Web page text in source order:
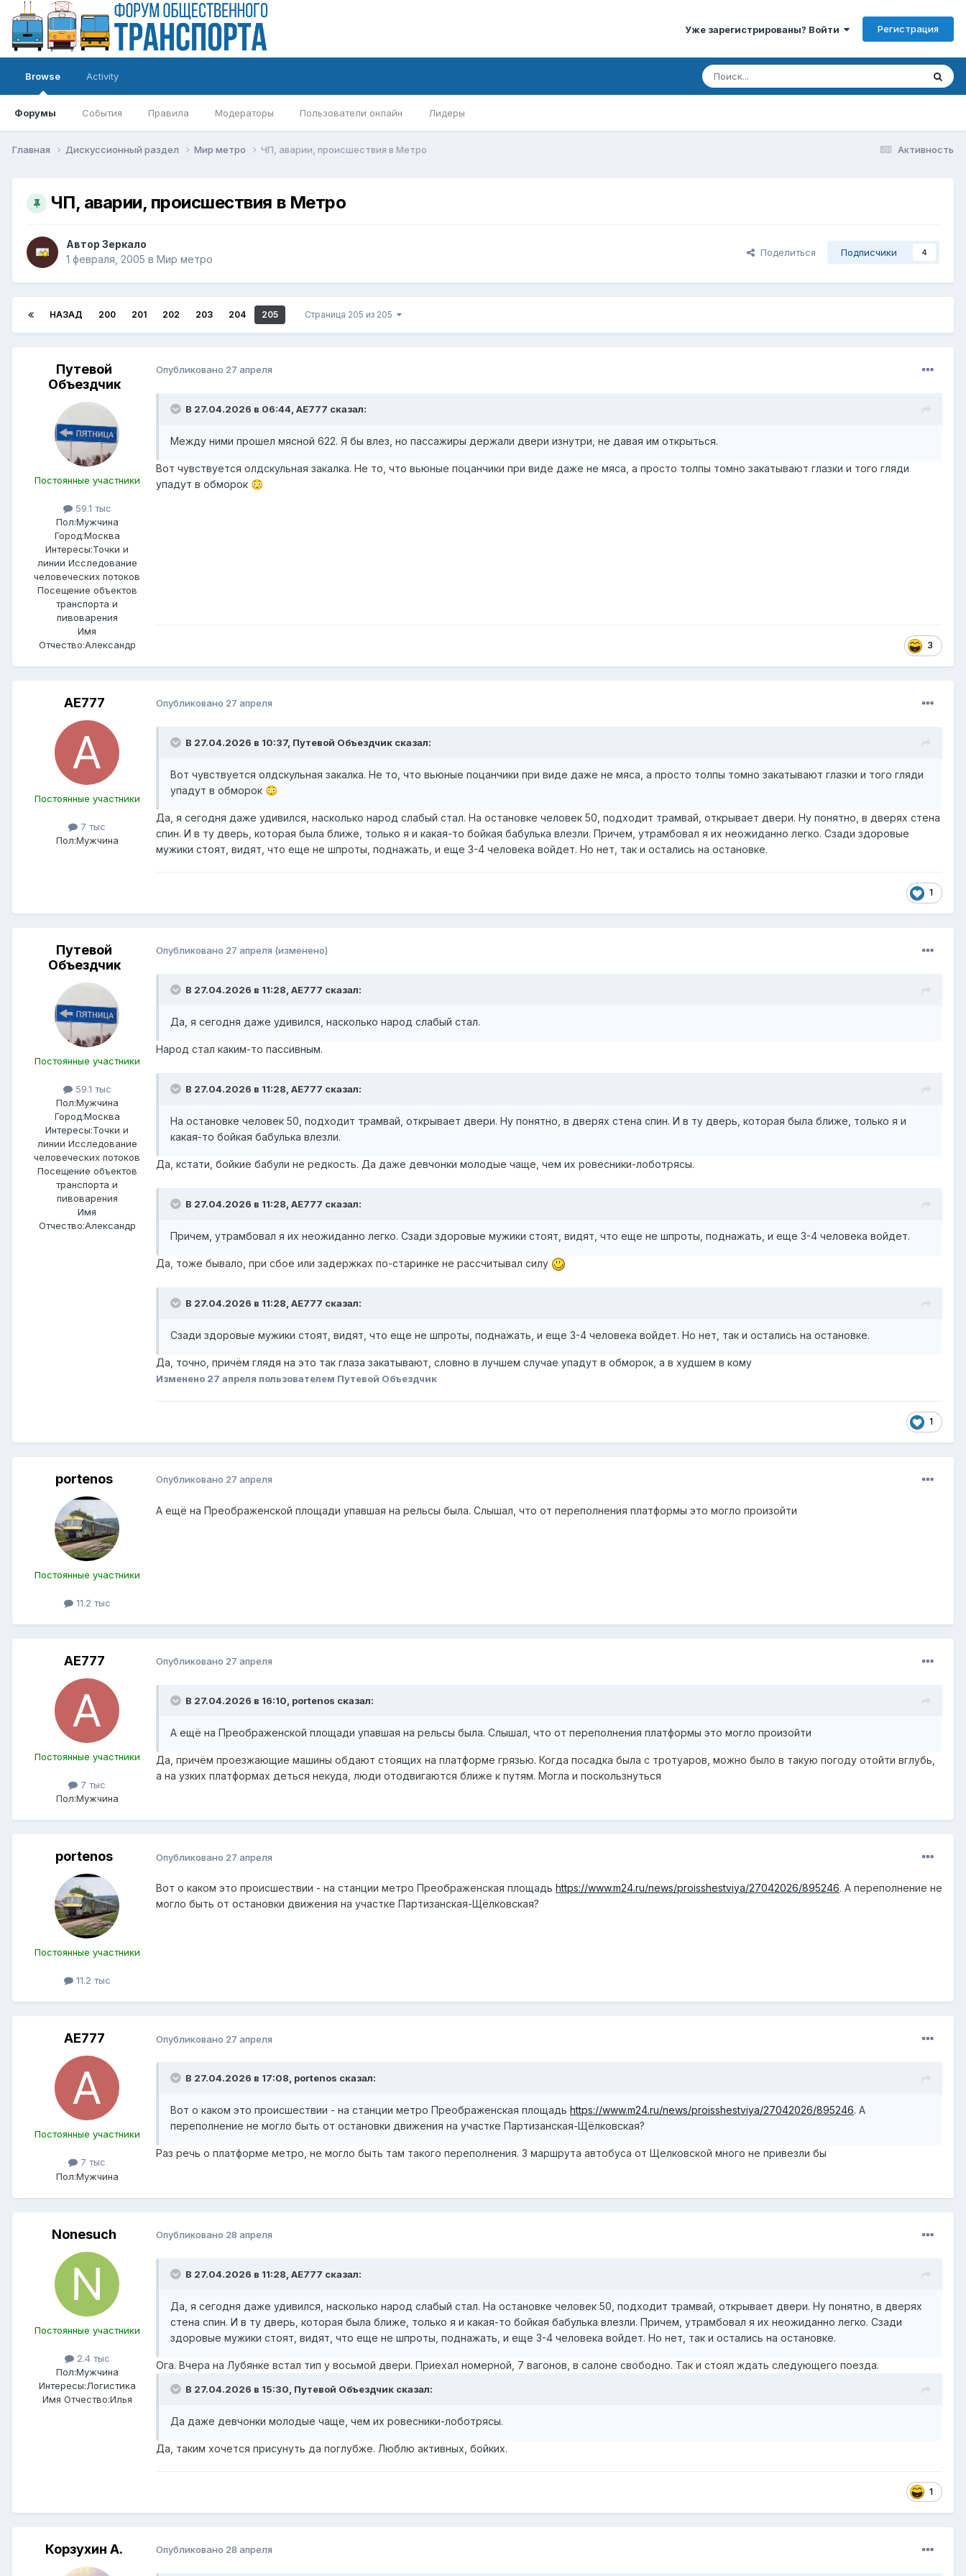
Уже зарегистрированы? Войти Регистрация
Browse
Форумы События Правила Модераторы Пользователи онлайн Лидеры
Activity
Активность
Главная Дискуссионный раздел Мир метро ЧП, аварии, происшествия в Метро
ЧП, аварии, происшествия в Метро
Автор Зеркало
1 февраля, 2005 в Мир метро
Поделиться Подписчики 4
НАЗАД 200 201 202 203 204 205 Страница 205 из 205
Путевой
Объездчик
Постоянные участники
59.1 тыс
Пол:Мужчина
Город:Москва
Интересы:Точки и
линии Исследование
человеческих потоков
Посещение объектов
транспорта и
пивоварения
Имя
Отчество:Александр
Опубликовано 27 апреля
В 27.04.2026 в 06:44, AE777 сказал:
Между ними прошел мясной 622. Я бы влез, но пассажиры держали двери изнутри, не давая им открыться.
Вот чувствуется олдскульная закалка. Не то, что вьюные поцанчики при виде даже не мяса, а просто толпы томно закатывают глазки и того гляди
упадут в обморок 😳
3
AE777
Постоянные участники
7 тыс
Пол:Мужчина
Опубликовано 27 апреля
В 27.04.2026 в 10:37, Путевой Объездчик сказал:
Вот чувствуется олдскульная закалка. Не то, что вьюные поцанчики при виде даже не мяса, а просто толпы томно закатывают глазки и того гляди
упадут в обморок 😳
Да, я сегодня даже удивился, насколько народ слабый стал. На остановке человек 50, подходит трамвай, открывает двери. Ну понятно, в дверях стена
спин. И в ту дверь, которая была ближе, только я и какая-то бойкая бабулька влезли. Причем, утрамбовал я их неожиданно легко. Сзади здоровые
мужики стоят, видят, что еще не шпроты, поднажать, и еще 3-4 человека войдет. Но нет, так и остались на остановке.
1
Путевой
Объездчик
Постоянные участники
59.1 тыс
Пол:Мужчина
Город:Москва
Интересы:Точки и
линии Исследование
человеческих потоков
Посещение объектов
транспорта и
пивоварения
Имя
Отчество:Александр
Опубликовано 27 апреля (изменено)
В 27.04.2026 в 11:28, AE777 сказал:
Да, я сегодня даже удивился, насколько народ слабый стал.
Народ стал каким-то пассивным.
В 27.04.2026 в 11:28, AE777 сказал:
На остановке человек 50, подходит трамвай, открывает двери. Ну понятно, в дверях стена спин. И в ту дверь, которая была ближе, только я и
какая-то бойкая бабулька влезли.
Да, кстати, бойкие бабули не редкость. Да даже девчонки молодые чаще, чем их ровесники-лоботрясы.
В 27.04.2026 в 11:28, AE777 сказал:
Причем, утрамбовал я их неожиданно легко. Сзади здоровые мужики стоят, видят, что еще не шпроты, поднажать, и еще 3-4 человека войдет.
Да, тоже бывало, при сбое или задержках по-старинке не рассчитывал силу
В 27.04.2026 в 11:28, AE777 сказал:
Сзади здоровые мужики стоят, видят, что еще не шпроты, поднажать, и еще 3-4 человека войдет. Но нет, так и остались на остановке.
Да, точно, причём глядя на это так глаза закатывают, словно в лучшем случае упадут в обморок, а в худшем в кому
Изменено 27 апреля пользователем Путевой Объездчик
1
portenos
Постоянные участники
11.2 тыс
Опубликовано 27 апреля
А ещё на Преображенской площади упавшая на рельсы была. Слышал, что от переполнения платформы это могло произойти
AE777
Постоянные участники
7 тыс
Пол:Мужчина
Опубликовано 27 апреля
В 27.04.2026 в 16:10, portenos сказал:
А ещё на Преображенской площади упавшая на рельсы была. Слышал, что от переполнения платформы это могло произойти
Да, причём проезжающие машины обдают стоящих на платформе грязью. Когда посадка была с тротуаров, можно было в такую погоду отойти вглубь,
а на узких платформах деться некуда, люди отодвигаются ближе к путям. Могла и поскользнуться
portenos
Постоянные участники
11.2 тыс
Опубликовано 27 апреля
Вот о каком это происшествии - на станции метро Преображенская площадь https://www.m24.ru/news/proisshestviya/27042026/895246. А переполнение не
могло быть от остановки движения на участке Партизанская-Щёлковская?
AE777
Постоянные участники
7 тыс
Пол:Мужчина
Опубликовано 27 апреля
В 27.04.2026 в 17:08, portenos сказал:
Вот о каком это происшествии - на станции метро Преображенская площадь https://www.m24.ru/news/proisshestviya/27042026/895246. А
переполнение не могло быть от остановки движения на участке Партизанская-Щёлковская?
Раз речь о платформе метро, не могло быть там такого переполнения. 3 маршрута автобуса от Щелковской много не привезли бы
Nonesuch
Постоянные участники
2.4 тыс
Пол:Мужчина
Интересы:Логистика
Имя Отчество:Илья
Опубликовано 28 апреля
В 27.04.2026 в 11:28, AE777 сказал:
Да, я сегодня даже удивился, насколько народ слабый стал. На остановке человек 50, подходит трамвай, открывает двери. Ну понятно, в дверях
стена спин. И в ту дверь, которая была ближе, только я и какая-то бойкая бабулька влезли. Причем, утрамбовал я их неожиданно легко. Сзади
здоровые мужики стоят, видят, что еще не шпроты, поднажать, и еще 3-4 человека войдет. Но нет, так и остались на остановке.
Ога. Вчера на Лубянке встал тип у восьмой двери. Приехал номерной, 7 вагонов, в салоне свободно. Так и стоял ждать следующего поезда.
В 27.04.2026 в 15:30, Путевой Объездчик сказал:
Да даже девчонки молодые чаще, чем их ровесники-лоботрясы.
Да, таким хочется присунуть да поглубже. Люблю активных, бойких.
1
Корзухин А. Опубликовано 28 апреля